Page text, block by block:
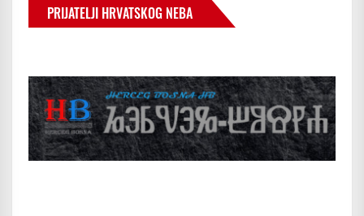
PRIJATELJI HRVATSKOG NEBA